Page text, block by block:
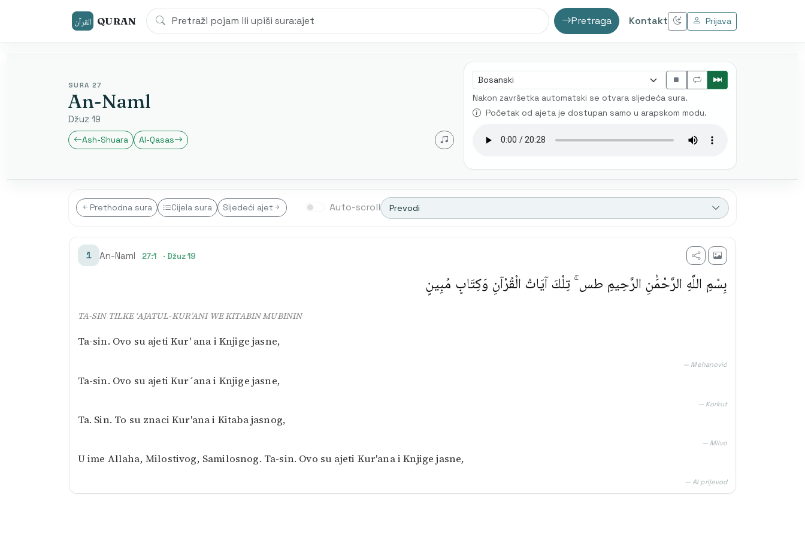
القرآن QURAN Pretraga Kontakt Prijava
SURA 27
An-Naml
Džuz 19
Ash-Shuara
Al-Qasas
Jezik audia
Nakon završetka automatski se otvara sljedeća sura.
Početak od ajeta je dostupan samo u arapskom modu.
Prethodna sura Cijela sura Sljedeći ajet Auto-scroll Prevodi
1 An-Naml 27:1 · Džuz 19
بِسْمِ اللَّهِ الرَّحْمَٰنِ الرَّحِيمِ طس ۚ تِلْكَ آيَاتُ الْقُرْآنِ وَكِتَابٍ مُبِينٍ
TA-SIN TILKE ‘AJATUL-KUR’ANI WE KITABIN MUBININ
Ta-sin. Ovo su ajeti Kur' ana i Knjige jasne,
— Mehanović
Ta-sin. Ovo su ajeti Kur´ana i Knjige jasne,
— Korkut
Ta. Sin. To su znaci Kur'ana i Kitaba jasnog,
— Mlivo
U ime Allaha, Milostivog, Samilosnog. Ta-sin. Ovo su ajeti Kur'ana i Knjige jasne,
— AI prijevod